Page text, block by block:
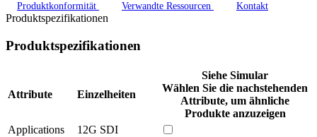
Produktkonformität
Verwandte Ressourcen Kontakt
Produktspezifikationen
Produktspezifikationen
Attribute Einzelheiten
Siehe Simular
Wählen Sie die nachstehenden
Attribute, um ähnliche
Produkte anzuzeigen
Applications
12G SDI